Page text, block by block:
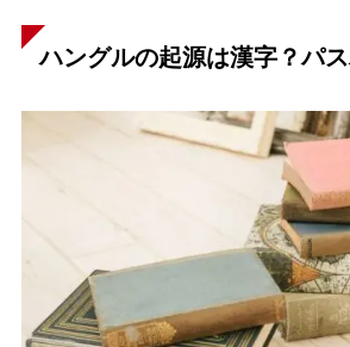
ハングルの起源は漢字？パ